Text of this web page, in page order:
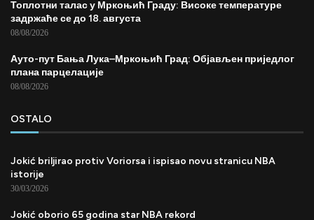
Топлотни талас у Мркоњић Граду: Високе температуре
задржаће се до 18. августа
08/08/2026
Ауто-пут Бања Лука–Мркоњић Град: Објављен приједлог
плана парцелације
08/08/2026
OSTALO
Jokić briljirao protiv Voriorsa i ispisao novu stranicu NBA
istorije
30/03/2026
Jokić oborio 65 godina star NBA rekord